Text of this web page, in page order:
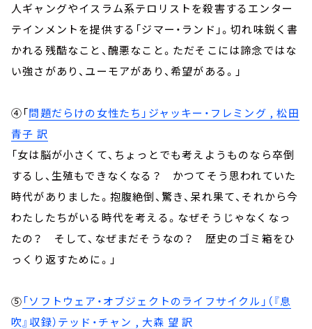
人ギャングやイスラム系テロリストを殺害するエンター
テインメントを提供する「ジマー・ランド」。切れ味鋭く書
かれる残酷なこと、醜悪なこと。ただそこには諦念ではな
い強さがあり、ユーモアがあり、希望がある。」
④「問題だらけの女性たち」ジャッキー・フレミング , 松田
青子 訳
「女は脳が小さくて、ちょっとでも考えようものなら卒倒
するし、生殖もできなくなる？ かつてそう思われていた
時代がありました。抱腹絶倒、驚き、呆れ果て、それから今
わたしたちがいる時代を考える。なぜそうじゃなくなっ
たの？ そして、なぜまだそうなの？ 歴史のゴミ箱をひ
っくり返すために。」
⑤「ソフトウェア・オブジェクトのライフサイクル」（『息
吹』収録）テッド・チャン , 大森 望 訳